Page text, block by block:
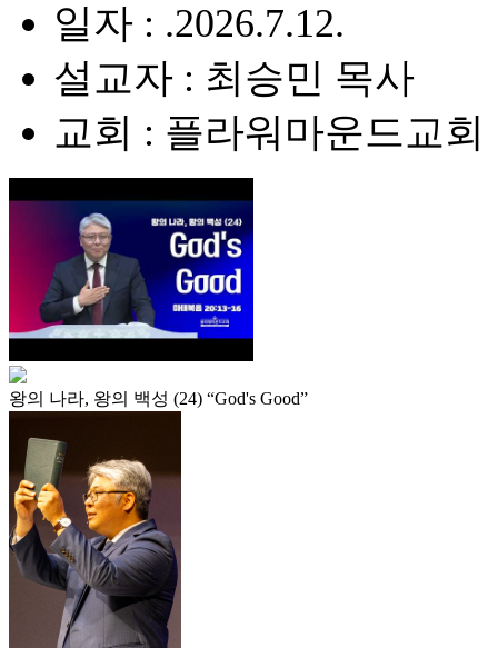
일자 : .2026.7.12.
설교자 : 최승민 목사
교회 : 플라워마운드교회
왕의 나라, 왕의 백성 (24) “God's Good”